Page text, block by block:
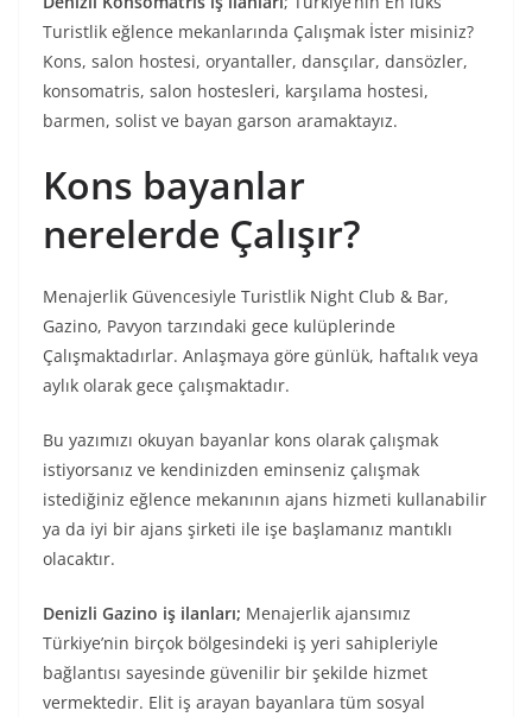
Turistlik eğlence mekanlarında Çalışmak İster misiniz?
Kons, salon hostesi, oryantaller, dansçılar, dansözler,
konsomatris, salon hostesleri, karşılama hostesi,
barmen, solist ve bayan garson aramaktayız.
Kons bayanlar
nerelerde Çalışır?
Menajerlik Güvencesiyle Turistlik Night Club & Bar,
Gazino, Pavyon tarzındaki gece kulüplerinde
Çalışmaktadırlar. Anlaşmaya göre günlük, haftalık veya
aylık olarak gece çalışmaktadır.
Bu yazımızı okuyan bayanlar kons olarak çalışmak
istiyorsanız ve kendinizden eminseniz çalışmak
istediğiniz eğlence mekanının ajans hizmeti kullanabilir
ya da iyi bir ajans şirketi ile işe başlamanız mantıklı
olacaktır.
Denizli Gazino iş ilanları; Menajerlik ajansımız
Türkiye’nin birçok bölgesindeki iş yeri sahipleriyle
bağlantısı sayesinde güvenilir bir şekilde hizmet
vermektedir. Elit iş arayan bayanlara tüm sosyal